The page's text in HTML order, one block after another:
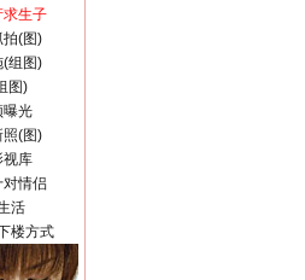
求生子
拍(图)
(组图)
图)
曝光
照(图)
视库
对情侣
活
楼方式